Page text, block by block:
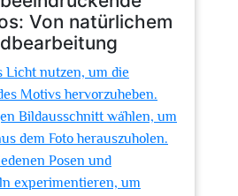
Von natürlichem
Licht nutzen, um die
Motivs hervorzuheben.
Bildausschnitt wählen, um
dem Foto herauszuholen.
Posen und
experimentieren, um